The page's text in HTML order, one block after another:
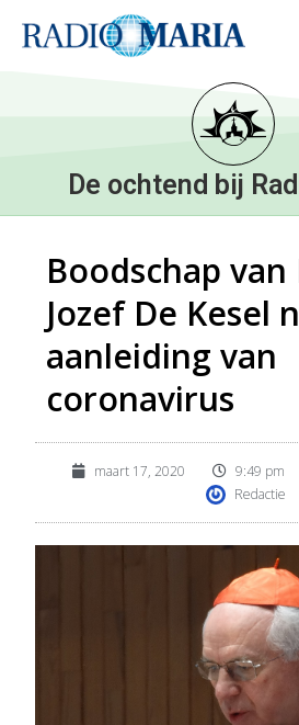
De ochtend bij
Boodschap
Jozef De Kesel
aanleiding van
coronavirus
maart 17, 2020 9:49 pm
Redactie